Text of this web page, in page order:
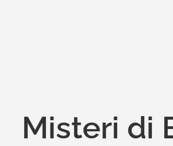
Misteri di